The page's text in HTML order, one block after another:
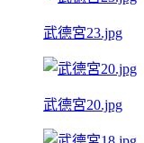
武德宮23.jpg
武德宮20.jpg